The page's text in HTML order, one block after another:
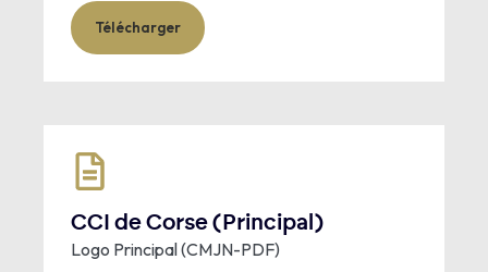
Télécharger
CCI de Corse (Principal)
Logo Principal (CMJN-PDF)